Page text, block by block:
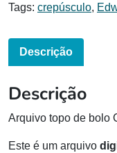
Tags: crepúsculo,
Descrição
Descrição
Arquivo topo de bolo
Este é um arquivo